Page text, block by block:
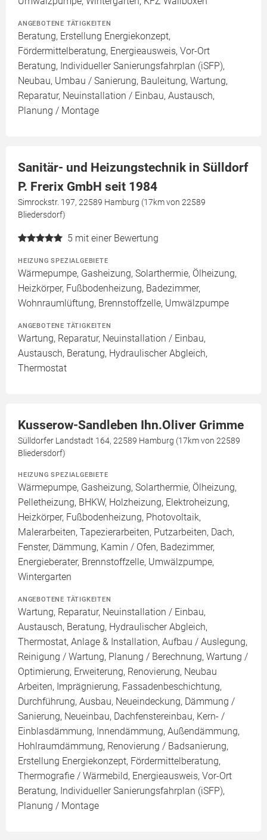
ANGEBOTENE TÄTIGKEITEN
Beratung, Erstellung Energiekonzept,
Fördermittelberatung, Energieausweis, Vor-Ort
Beratung, Individueller Sanierungsfahrplan (iSFP),
Neubau, Umbau / Sanierung, Bauleitung, Wartung,
Reparatur, Neuinstallation / Einbau, Austausch,
Planung / Montage
Sanitär- und Heizungstechnik in Sülldorf
P. Frerix GmbH seit 1984
Simrockstr. 197, 22589 Hamburg (17km von 22589
Bliedersdorf)
5 mit einer Bewertung
HEIZUNG SPEZIALGEBIETE
Wärmepumpe, Gasheizung, Solarthermie, Ölheizung,
Heizkörper, Fußbodenheizung, Badezimmer,
Wohnraumlüftung, Brennstoffzelle, Umwälzpumpe
ANGEBOTENE TÄTIGKEITEN
Wartung, Reparatur, Neuinstallation / Einbau,
Austausch, Beratung, Hydraulischer Abgleich,
Thermostat
Kusserow-Sandleben Ihn.Oliver Grimme
Sülldorfer Landstadt 164, 22589 Hamburg (17km von 22589
Bliedersdorf)
HEIZUNG SPEZIALGEBIETE
Wärmepumpe, Gasheizung, Solarthermie, Ölheizung,
Pelletheizung, BHKW, Holzheizung, Elektroheizung,
Heizkörper, Fußbodenheizung, Photovoltaik,
Malerarbeiten, Tapezierarbeiten, Putzarbeiten, Dach,
Fenster, Dämmung, Kamin / Ofen, Badezimmer,
Energieberater, Brennstoffzelle, Umwälzpumpe,
Wintergarten
ANGEBOTENE TÄTIGKEITEN
Wartung, Reparatur, Neuinstallation / Einbau,
Austausch, Beratung, Hydraulischer Abgleich,
Thermostat, Anlage & Installation, Aufbau / Auslegung,
Reinigung / Wartung, Planung / Berechnung, Wartung /
Optimierung, Erweiterung, Renovierung, Neubau
Arbeiten, Imprägnierung, Fassadenbeschichtung,
Durchführung, Ausbau, Neueindeckung, Dämmung /
Sanierung, Neueinbau, Dachfenstereinbau, Kern- /
Einblasdämmung, Innendämmung, Außendämmung,
Hohlraumdämmung, Renovierung / Badsanierung,
Erstellung Energiekonzept, Fördermittelberatung,
Thermografie / Wärmebild, Energieausweis, Vor-Ort
Beratung, Individueller Sanierungsfahrplan (iSFP),
Planung / Montage